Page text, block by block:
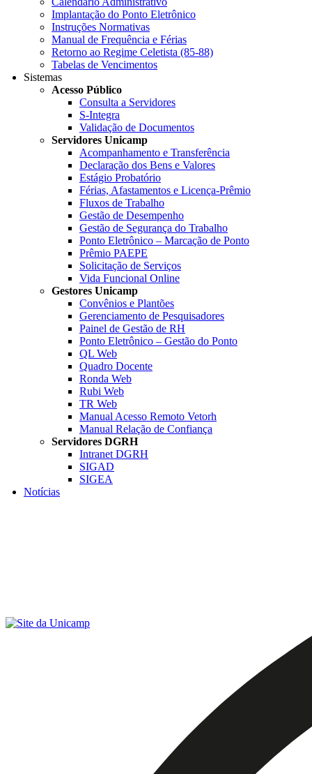
Implantação do Ponto Eletrônico
Instruções Normativas
Manual de Frequência e Férias
Retorno ao Regime Celetista (85-88)
Tabelas de Vencimentos
Sistemas
Acesso Público
Consulta a Servidores
S-Integra
Validação de Documentos
Servidores Unicamp
Acompanhamento e Transferência
Declaração dos Bens e Valores
Estágio Probatório
Férias, Afastamentos e Licença-Prêmio
Fluxos de Trabalho
Gestão de Desempenho
Gestão de Segurança do Trabalho
Ponto Eletrônico – Marcação de Ponto
Prêmio PAEPE
Solicitação de Serviços
Vida Funcional Online
Gestores Unicamp
Convênios e Plantões
Gerenciamento de Pesquisadores
Painel de Gestão de RH
Ponto Eletrônico – Gestão do Ponto
QL Web
Quadro Docente
Ronda Web
Rubi Web
TR Web
Manual Acesso Remoto Vetorh
Manual Relação de Confiança
Servidores DGRH
Intranet DGRH
SIGAD
SIGEA
Notícias